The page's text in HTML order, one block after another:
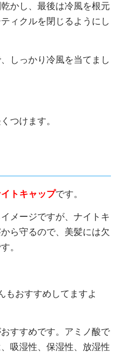
かし、最後は冷風を根元
ィクルを閉じるようにし
しっかり冷風を当てまし
つけます。
トキャップです。
メージですが、ナイトキ
ら守るので、美髪には欠
。
もおすすめしてますよ
すすめです。アミノ酸で
吸湿性、保湿性、放湿性